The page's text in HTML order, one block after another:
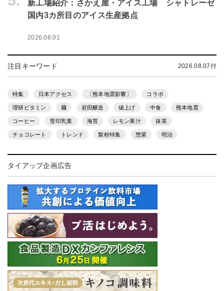
新工場紹介：さかえ屋・アイス工場 シャトレーゼ
国内3カ所目のアイス生産拠点
2026.08.01
注目キーワード 2026.08.07付
特集 日本アクセス 〔熊本地震影響〕 コラボ
理研ビタミン 麺 岩田醸造 値上げ 中食 熊本地震
コーヒー 雪印乳業 海苔 レモン果汁 抹茶
チョコレート トレンド 製粉特集 惣菜 明治
タイアップ企画広告